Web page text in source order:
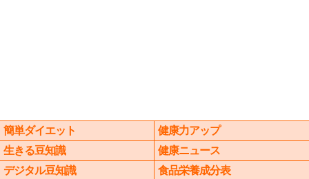
簡単ダイエット
健康力アップ
生きる豆知識
健康ニュース
デジタル豆知識
食品栄養成分表